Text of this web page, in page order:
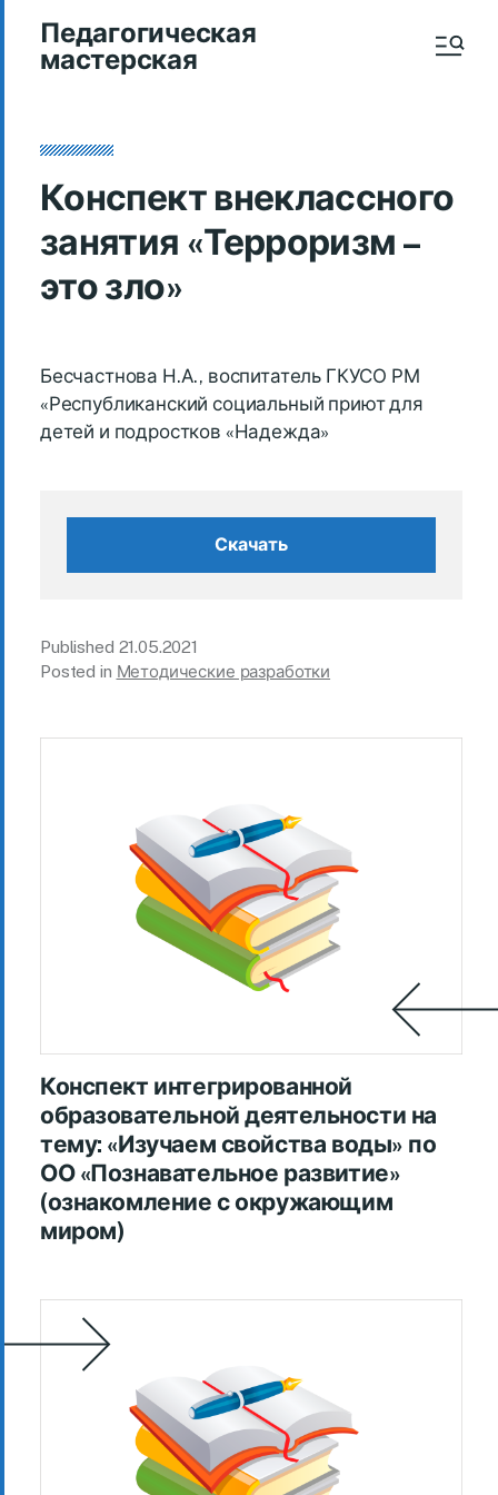
Педагогическая
мастерская
Конспект внеклассного
занятия «Терроризм –
это зло»
Бесчастнова Н.А., воспитатель ГКУСО РМ
«Республиканский социальный приют для
детей и подростков «Надежда»
Скачать
Published 21.05.2021
Posted in Методические разработки
Конспект интегрированной
образовательной деятельности на
тему: «Изучаем свойства воды» по
ОО «Познавательное развитие»
(ознакомление с окружающим
миром)